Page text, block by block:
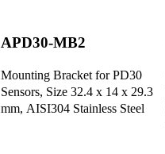
APD30-MB2
Mounting Bracket for PD30
Sensors, Size 32.4 x 14 x 29.3
mm, AISI304 Stainless Steel